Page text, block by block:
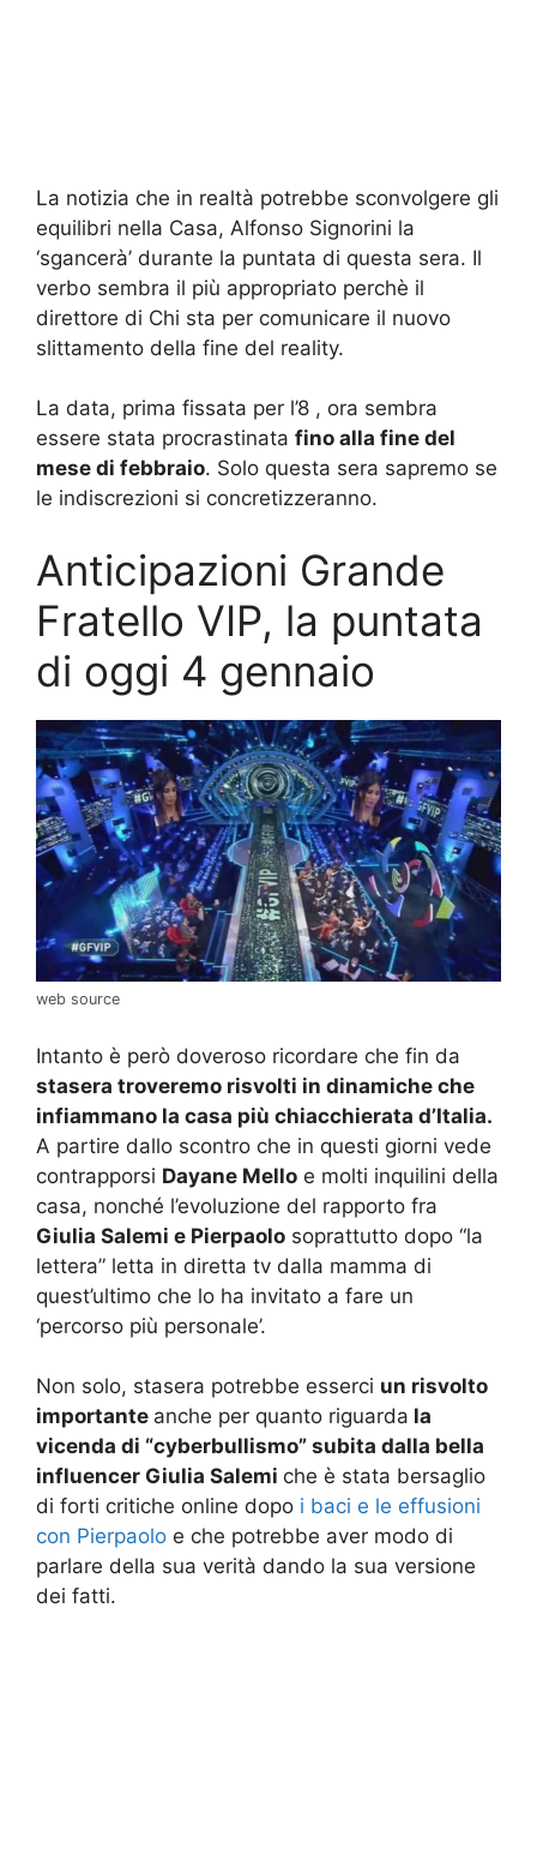
La notizia che in realtà potrebbe sconvolgere gli
equilibri nella Casa, Alfonso Signorini la
‘sgancerà’ durante la puntata di questa sera. Il
verbo sembra il più appropriato perchè il
direttore di Chi sta per comunicare il nuovo
slittamento della fine del reality.
La data, prima fissata per l’8 , ora sembra
essere stata procrastinata fino alla fine del
mese di febbraio. Solo questa sera sapremo se
le indiscrezioni si concretizzeranno.
Anticipazioni Grande
Fratello VIP, la puntata
di oggi 4 gennaio
web source
Intanto è però doveroso ricordare che fin da
stasera troveremo risvolti in dinamiche che
infiammano la casa più chiacchierata d’Italia.
A partire dallo scontro che in questi giorni vede
contrapporsi Dayane Mello e molti inquilini della
casa, nonché l’evoluzione del rapporto fra
Giulia Salemi e Pierpaolo soprattutto dopo “la
lettera” letta in diretta tv dalla mamma di
quest’ultimo che lo ha invitato a fare un
‘percorso più personale’.
Non solo, stasera potrebbe esserci un risvolto
importante anche per quanto riguarda la
vicenda di “cyberbullismo” subita dalla bella
influencer Giulia Salemi che è stata bersaglio
di forti critiche online dopo i baci e le effusioni
con Pierpaolo e che potrebbe aver modo di
parlare della sua verità dando la sua versione
dei fatti.